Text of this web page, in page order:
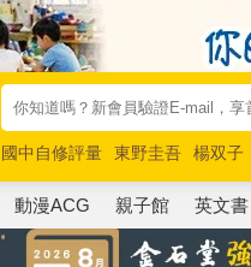
國中自修評量 東野圭吾 楊双子
唯紅花綻放
奧德賽 路邊攤新作
動漫ACG 親子館 英文書